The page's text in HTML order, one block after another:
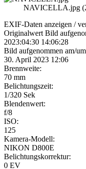
NAVICELLA.jpg
EXIF-Daten anzeigen /
Originalwert Bild
2023:04:30 14:06:28
Bild aufgenommen am/
30. April 2023 12:06
Brennweite:
70 mm
Belichtungszeit:
1/320 Sek
Blendenwert:
f/8
ISO:
125
Kamera-Modell:
NIKON D800E
Belichtungskorrektur:
0 EV